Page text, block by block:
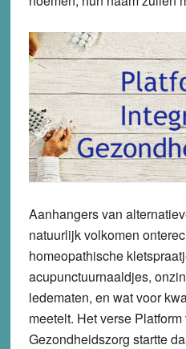
Aanhangers van
natuurlijk volkomen
homeopathische
acupunctuurnaaldjes,
ledematen, en wat voor
meetelt. Het verse
Gezondheidszorg startte